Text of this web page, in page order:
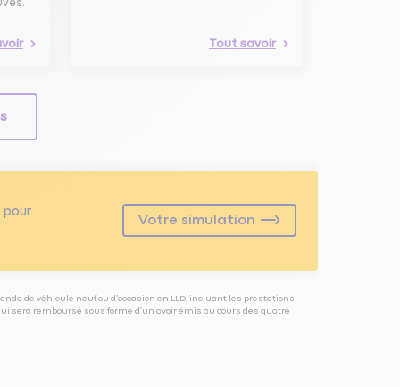
Tout savoir
pour
Votre simulation
de véhicule neuf ou d’occasion en LLD, incluant les prestations
sera remboursé sous forme d’un avoir émis au cours des quatre